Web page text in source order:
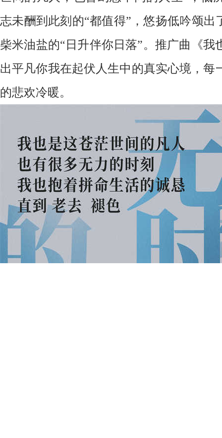
志未酬到此刻的“都值得”，悠扬低吟颂出
柴米油盐的“日升伴你日落”。推广曲《我
出平凡你我在起伏人生中的真实心境，每
的悲欢冷暖。